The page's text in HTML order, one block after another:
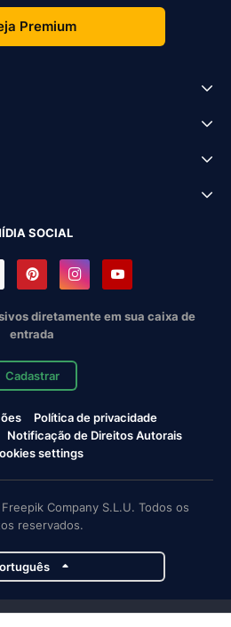
Premium
SOCIAL
diretamente em sua caixa de
entrada
Cadastrar
Política de privacidade
Notificação de Direitos Autorais
settings
Company S.L.U. Todos os
reservados.